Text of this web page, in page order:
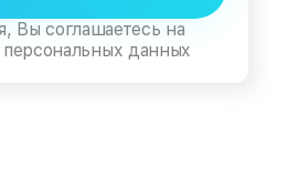
Вы соглашаетесь на
персональных данных